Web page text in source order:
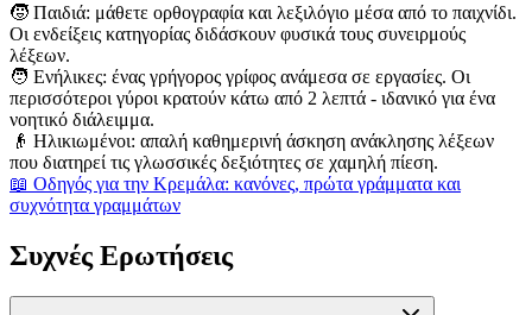
🧒 Παιδιά: μάθετε ορθογραφία και λεξιλόγιο μέσα από το παιχνίδι.
Οι ενδείξεις κατηγορίας διδάσκουν φυσικά τους συνειρμούς
λέξεων.
🧑 Ενήλικες: ένας γρήγορος γρίφος ανάμεσα σε εργασίες. Οι
περισσότεροι γύροι κρατούν κάτω από 2 λεπτά - ιδανικό για ένα
νοητικό διάλειμμα.
👴 Ηλικιωμένοι: απαλή καθημερινή άσκηση ανάκλησης λέξεων
που διατηρεί τις γλωσσικές δεξιότητες σε χαμηλή πίεση.
📖 Οδηγός για την Κρεμάλα: κανόνες, πρώτα γράμματα και
συχνότητα γραμμάτων
Συχνές Ερωτήσεις